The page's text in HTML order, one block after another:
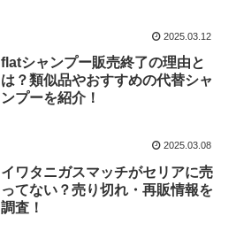
2025.03.12
flatシャンプー販売終了の理由と
は？類似品やおすすめの代替シャ
ンプーを紹介！
2025.03.08
イワタニガスマッチがセリアに売
ってない？売り切れ・再販情報を
調査！